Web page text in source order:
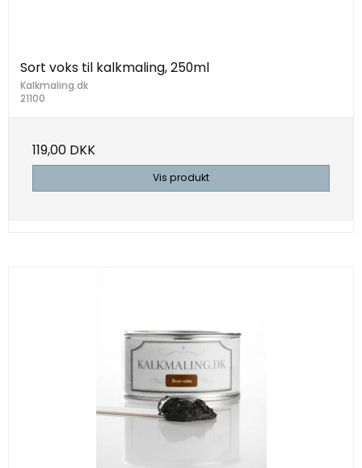
Sort voks til kalkmaling, 250ml
Kalkmaling.dk
21100
119,00 DKK
Vis produkt